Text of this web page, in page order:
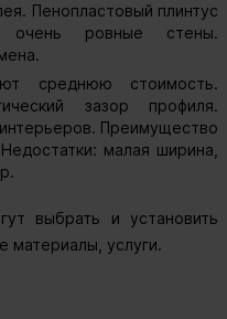
Пенопластовый плинтус
очень ровные стены.
среднюю стоимость.
зазор профиля.
Преимущество
малая ширина,
выбрать и установить
материалы, услуги.